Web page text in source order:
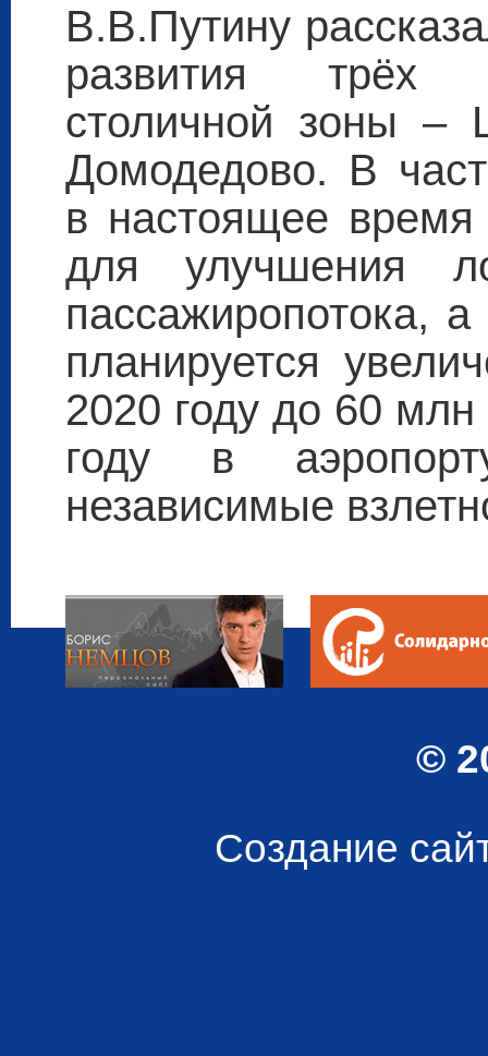
В.В.Путину
развития трёх
столичной зоны –
Домодедово. В
в настоящее время
для улучшения
пассажиропотока,
планируется
2020 году до 60
году в
независимые
©
Создание